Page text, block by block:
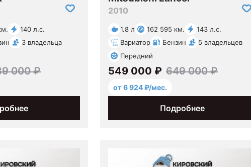
140 л.с.
3 владельца
000 ₽
2010
1.8 л 162 595 км.
143 л.с.
Вариатор
Бензин
5 владельцев
Передний
Подробнее
549 000 ₽ 649 000 ₽
от 6 924 ₽/мес.